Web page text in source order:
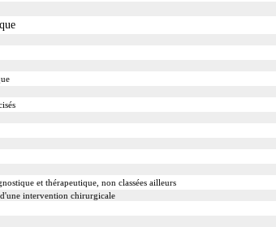
et thérapeutique, non classées ailleurs
intervention chirurgicale